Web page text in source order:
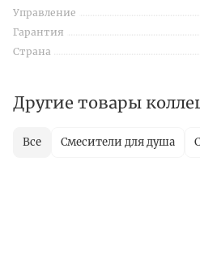
Управление
Гарантия
Страна
Другие товары
Все Смесители для душа